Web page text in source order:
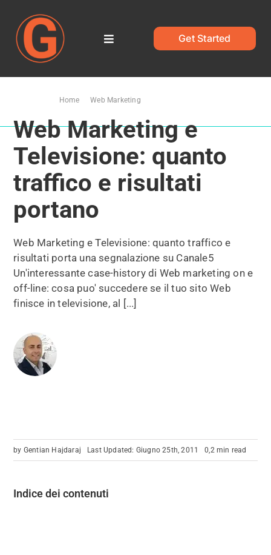
contenuto
Toggle
Home
Get Started
Home
Web Marketing
Web Marketing e
Televisione: quanto
traffico e risultati
portano
Web Marketing e Televisione: quanto traffico e
risultati porta una segnalazione su Canale5
Un'interessante case-history di Web marketing on e
off-line: cosa puo' succedere se il tuo sito Web
finisce in televisione, al [...]
by Gentian Hajdaraj Last Updated: Giugno 25th, 2011 0,2 min read
Indice dei contenuti